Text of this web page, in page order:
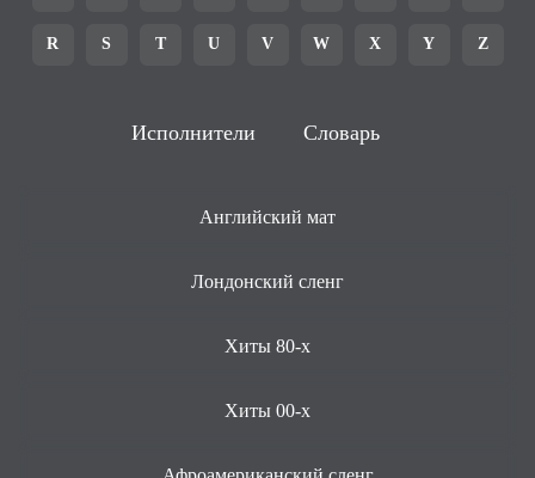
R S T U V W X Y Z
Исполнители Словарь
Английский мат
Лондонский сленг
Хиты 80-х
Хиты 00-х